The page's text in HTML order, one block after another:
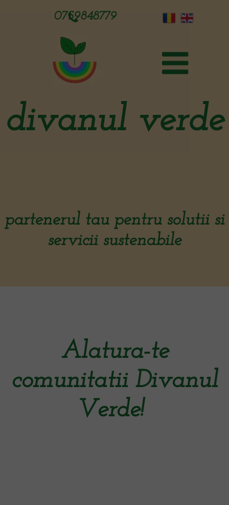
Alatura-te
comunitatii Divanul
Verde!
partenerul tau pentru solutii si
servicii sustenabile
divanul verde
0759848779